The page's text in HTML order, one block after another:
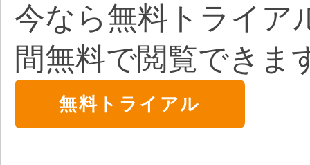
今なら無料トライア
間無料で閲覧できま
無料トライアル